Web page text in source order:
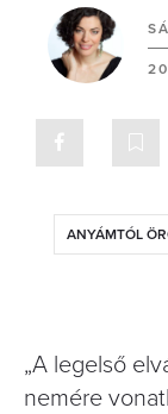
ANYÁMTÓL
„A legelső
nemére